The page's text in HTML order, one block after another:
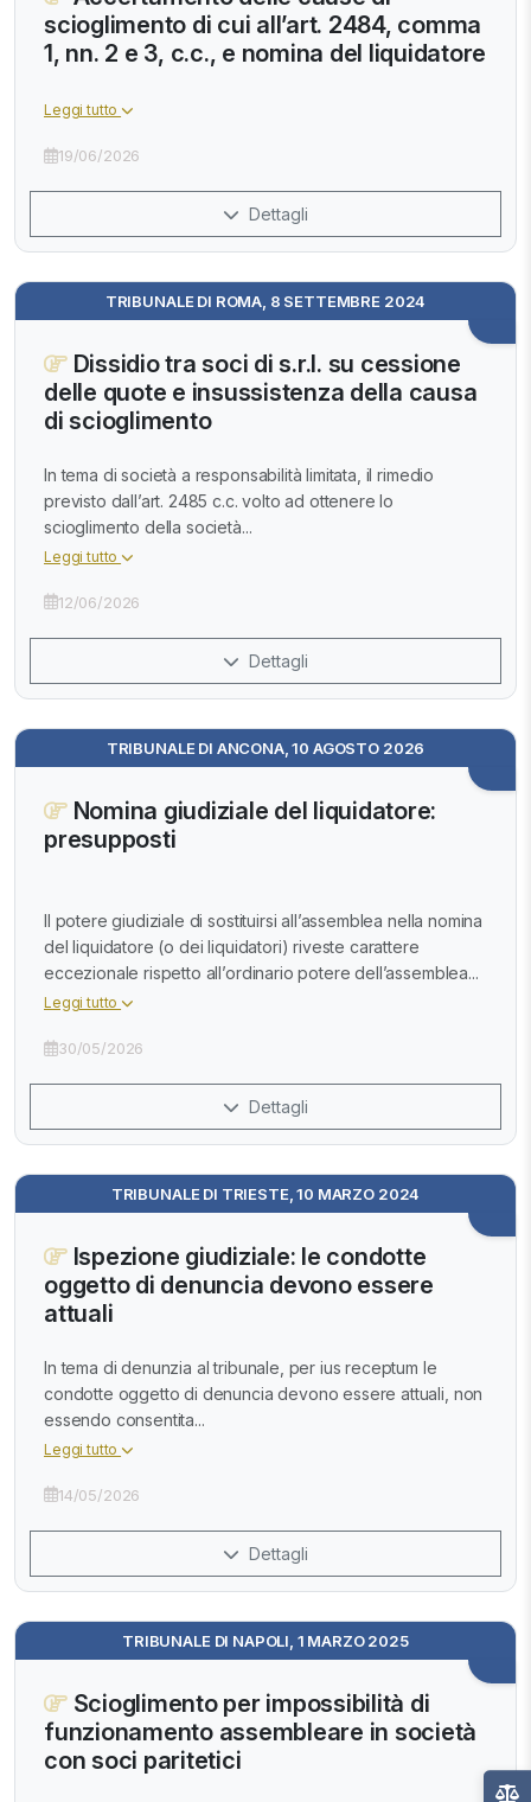
scioglimento di cui all’art. 2484, comma
1, nn. 2 e 3, c.c., e nomina del liquidatore
Leggi tutto
19/06/2026
Dettagli
TRIBUNALE DI ROMA, 8 SETTEMBRE 2024
Dissidio tra soci di s.r.l. su cessione
delle quote e insussistenza della causa
di scioglimento
In tema di società a responsabilità limitata, il rimedio
previsto dall’art. 2485 c.c. volto ad ottenere lo
scioglimento della società...
Leggi tutto
12/06/2026
Dettagli
TRIBUNALE DI ANCONA, 10 AGOSTO 2026
Nomina giudiziale del liquidatore:
presupposti
Il potere giudiziale di sostituirsi all’assemblea nella nomina
del liquidatore (o dei liquidatori) riveste carattere
eccezionale rispetto all’ordinario potere dell’assemblea...
Leggi tutto
30/05/2026
Dettagli
TRIBUNALE DI TRIESTE, 10 MARZO 2024
Ispezione giudiziale: le condotte
oggetto di denuncia devono essere
attuali
In tema di denunzia al tribunale, per ius receptum le
condotte oggetto di denuncia devono essere attuali, non
essendo consentita...
Leggi tutto
14/05/2026
Dettagli
TRIBUNALE DI NAPOLI, 1 MARZO 2025
Scioglimento per impossibilità di
funzionamento assembleare in società
con soci paritetici